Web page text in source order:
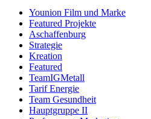
Younion Film und Marke
Featured Projekte
Aschaffenburg
Strategie
Kreation
Featured
TeamIGMetall
Tarif Energie
Team Gesundheit
Hauptgruppe II